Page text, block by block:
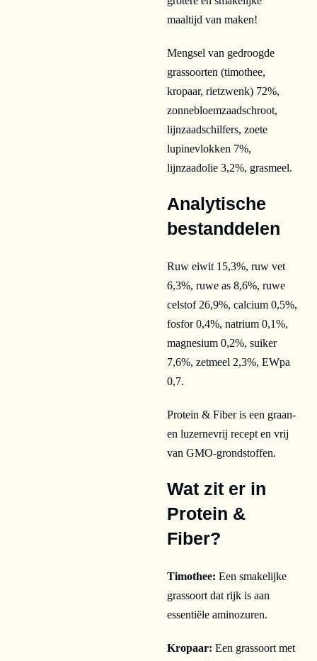
maaltijd van maken!
Mengsel van gedroogde
grassoorten (timothee,
kropaar, rietzwenk) 72%,
zonnebloemzaadschroot,
lijnzaadschilfers, zoete
lupinevlokken 7%,
lijnzaadolie 3,2%, grasmeel.
Analytische
bestanddelen
Ruw eiwit 15,3%, ruw vet
6,3%, ruwe as 8,6%, ruwe
celstof 26,9%, calcium 0,5%,
fosfor 0,4%, natrium 0,1%,
magnesium 0,2%, suiker
7,6%, zetmeel 2,3%, EWpa
0,7.
Protein & Fiber is een graan-
en luzernevrij recept en vrij
van GMO-grondstoffen.
Wat zit er in
Protein &
Fiber?
Timothee:Een smakelijke
grassoort dat rijk is aan
essentiële aminozuren.
Kropaar: Een grassoort met